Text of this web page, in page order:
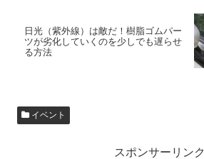
日光（紫外線）は敵だ！樹脂ゴムパー
ツが劣化していくのを少しでも遅らせ
る方法
イベント
スポンサーリンク